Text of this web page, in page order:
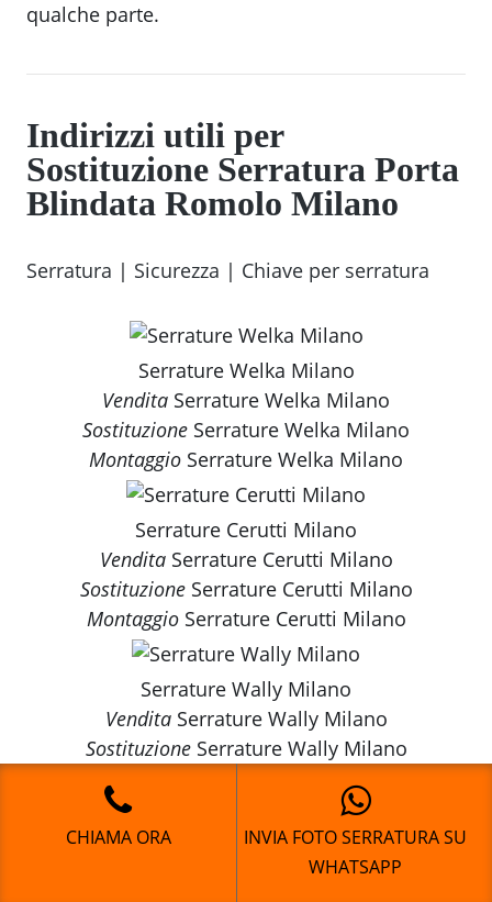
qualche parte.
Indirizzi utili per
Sostituzione Serratura Porta
Blindata Romolo Milano
Serratura | Sicurezza | Chiave per serratura
Serrature Welka Milano
Vendita Serrature Welka Milano
Sostituzione Serrature Welka Milano
Montaggio Serrature Welka Milano
Serrature Cerutti Milano
Vendita Serrature Cerutti Milano
Sostituzione Serrature Cerutti Milano
Montaggio Serrature Cerutti Milano
Serrature Wally Milano
Vendita Serrature Wally Milano
Sostituzione Serrature Wally Milano
MontaggioSerrature Wally Milano
Serrature Cisa Milano
Serrature Cisa Milano
CHIAMA ORA
INVIA FOTO SERRATURA SU
WHATSAPP